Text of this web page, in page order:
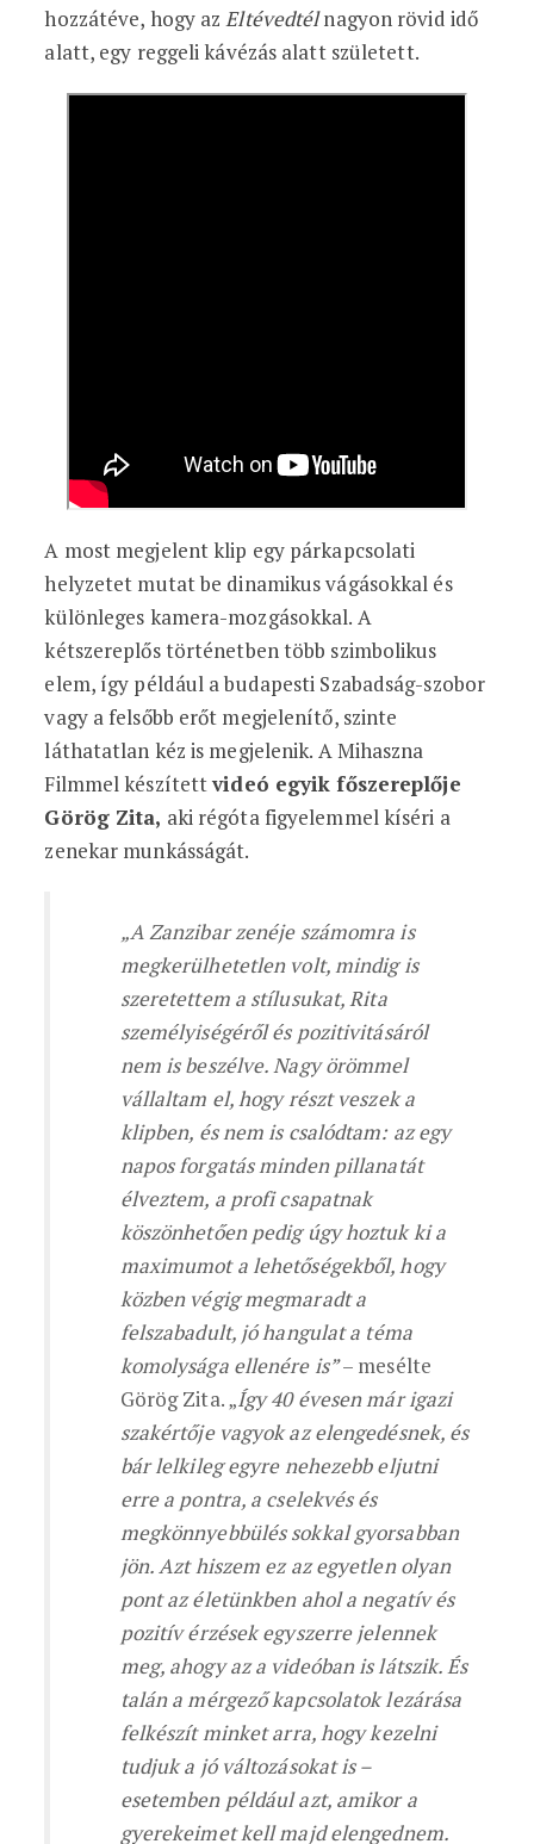
hozzátéve, hogy azEltévedtélnagyon rövid idő
alatt, egy reggeli kávézás alatt született.
A most megjelent klip egy párkapcsolati
helyzetet mutat be dinamikus vágásokkal és
különleges kamera-mozgásokkal. A
kétszereplős történetben több szimbolikus
elem, így például a budapesti Szabadság-szobor
vagy a felsőbb erőt megjelenítő, szinte
láthatatlan kéz is megjelenik. A Mihaszna
Filmmel készítettvideó egyik főszereplője
Görög Zita, aki régóta figyelemmel kíséri a
zenekar munkásságát.
„A Zanzibar zenéje számomra is
megkerülhetetlen volt, mindig is
szeretettem a stílusukat, Rita
személyiségéről és pozitivitásáról
nem is beszélve. Nagy örömmel
vállaltam el, hogy részt veszek a
klipben, és nem is csalódtam: az egy
napos forgatás minden pillanatát
élveztem, a profi csapatnak
köszönhetően pedig úgy hoztuk ki a
maximumot a lehetőségekből, hogy
közben végig megmaradt a
felszabadult, jó hangulat a téma
komolysága ellenére is”– mesélte
Görög Zita. „Így 40 évesen már igazi
szakértője vagyok az elengedésnek, és
bár lelkileg egyre nehezebb eljutni
erre a pontra, a cselekvés és
megkönnyebbülés sokkal gyorsabban
jön. Azt hiszem ez az egyetlen olyan
pont az életünkben ahol a negatív és
pozitív érzések egyszerre jelennek
meg, ahogy az a videóban is látszik. És
talán a mérgező kapcsolatok lezárása
felkészít minket arra, hogy kezelni
tudjuk a jó változásokat is –
esetemben például azt, amikor a
gyerekeimet kell majd elengednem.